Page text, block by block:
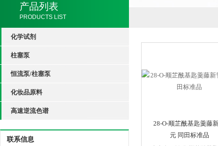
产品列表
PRODUCTS LIST
化学试剂
柱塞泵
恒流泵/柱塞泵
化妆品原料
高速逆流色谱
联系信息
28-O-顺芷酰基匙羹藤
元 同田标准品